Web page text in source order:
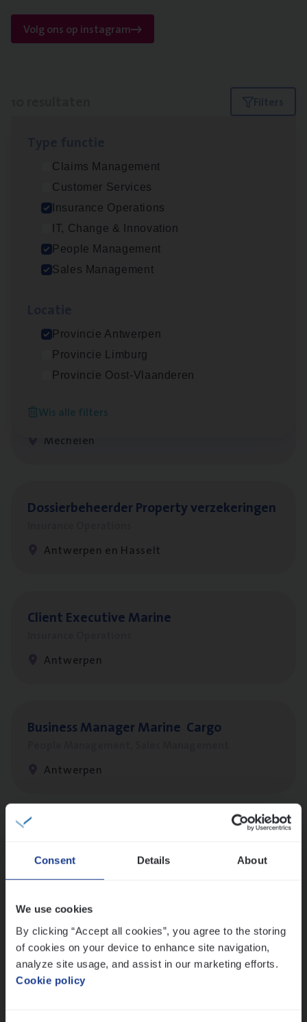
Consent Details About
We use cookies
By clicking “Accept all cookies”, you agree to the storing
of cookies on your device to enhance site navigation,
analyze site usage, and assist in our marketing efforts.
Cookie policy
Volg ons op instagram
Filters
Claims Management
Customer Services
Insurance Operations
IT, Change & Innovation
People Management
Sales Management
Provincie Antwerpen
Provincie Limburg
Provincie Oost-Vlaanderen
Wis alle filters
Insu­ran­ce Bro­ker Trans­port
Antwerpen
Dos­sier­be­heer­der Gewaar­borgd Inkomen
Dos­sier­be­heer­der Onder­ne­min­gen Van­b­
Insurance Operations
Mechelen
Dos­sier­be­heer­der Pro­per­ty verzekeringen
Antwerpen en Hasselt
Client Exe­cu­ti­ve Marine
Antwerpen
Busi­ness Mana­ger Mari­ne Cargo
Antwerpen
Sales Management
Antwerpen
Insu­ran­ce Bro­kerKMO
Sales Management
Antwerpen